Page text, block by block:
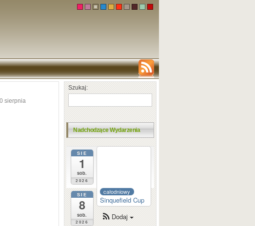
sierpnia
Szukaj:
Nadchodzące Wydarzenia
SIE
1
sob.
2026
SIE
8
sob.
2026
całodniowy
Sinquefield Cup
Dodaj